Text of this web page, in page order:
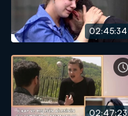
02:45:34
02:47:23